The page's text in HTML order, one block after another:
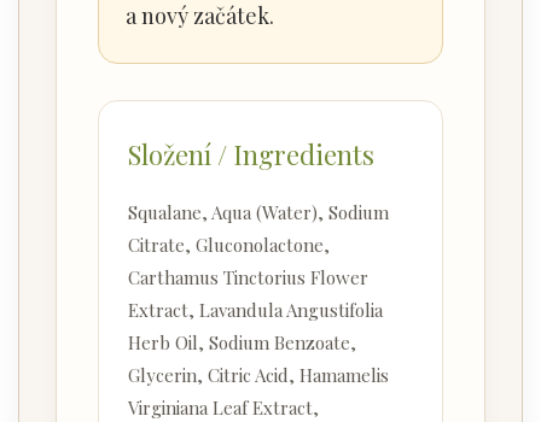
a nový začátek.
Složení / Ingredients
Squalane, Aqua (Water), Sodium
Citrate, Gluconolactone,
Carthamus Tinctorius Flower
Extract, Lavandula Angustifolia
Herb Oil, Sodium Benzoate,
Glycerin, Citric Acid, Hamamelis
Virginiana Leaf Extract,